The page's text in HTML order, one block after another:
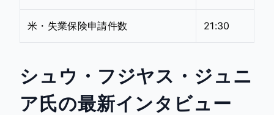
米・失業保険申請件数 21:30
シュウ・フジヤス・ジュニ
ア氏の最新インタビュー